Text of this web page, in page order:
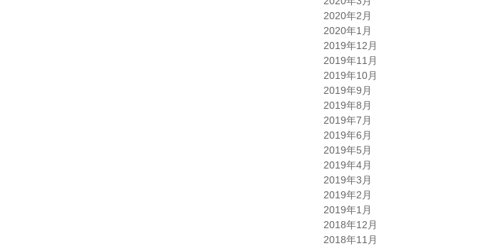
2020年2月
2020年1月
2019年12月
2019年11月
2019年10月
2019年9月
2019年8月
2019年7月
2019年6月
2019年5月
2019年4月
2019年3月
2019年2月
2019年1月
2018年12月
2018年11月